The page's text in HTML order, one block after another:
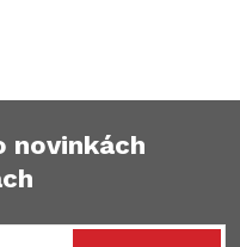
novinkách